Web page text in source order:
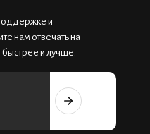
и
нам отвечать на
и лучше.